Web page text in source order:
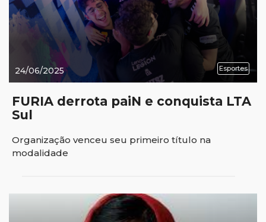
24/06/2025 Esportes
FURIA derrota paiN e conquista LTA
Sul
Organização venceu seu primeiro título na
modalidade